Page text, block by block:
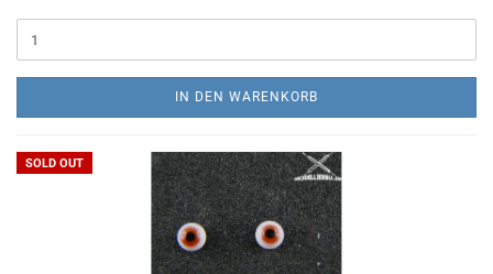
IN DEN WARENKORB
SOLD OUT